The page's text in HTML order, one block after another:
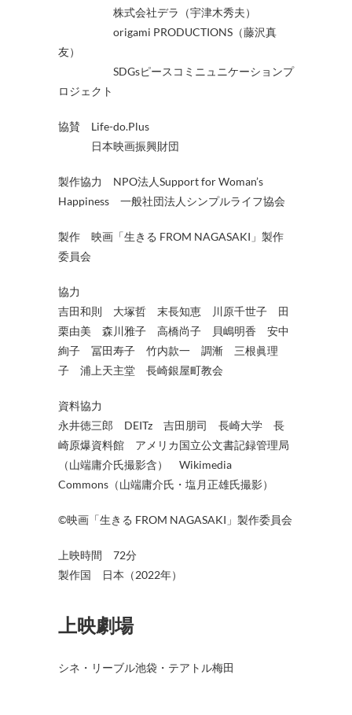
株式会社デラ（宇津木秀夫）
origami PRODUCTIONS（藤沢真
友）
SDGsピースコミニュニケーションプ
ロジェクト
協賛 Life-do.Plus
日本映画振興財団
製作協力 NPO法人Support for Woman’s
Happiness 一般社団法人シンプルライフ協会
製作 映画「生きる FROM NAGASAKI」製作
委員会
協力
吉田和則 大塚哲 末長知恵 川原千世子 田
栗由美 森川雅子 高橋尚子 貝嶋明香 安中
絢子 冨田寿子 竹内款一 調漸 三根眞理
子 浦上天主堂 長崎銀屋町教会
資料協力
永井徳三郎 DEITz 吉田朋司 長崎大学 長
崎原爆資料館 アメリカ国立公文書記録管理局
（山端庸介氏撮影含） Wikimedia
Commons（山端庸介氏・塩月正雄氏撮影）
©映画「生きる FROM NAGASAKI」製作委員会
上映時間 72分
製作国 日本（2022年）
上映劇場
シネ・リーブル池袋・テアトル梅田